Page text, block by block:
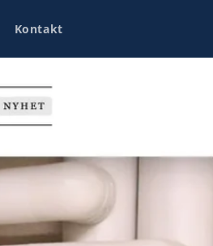
Kontakt